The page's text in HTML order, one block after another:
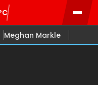
Meghan Markle